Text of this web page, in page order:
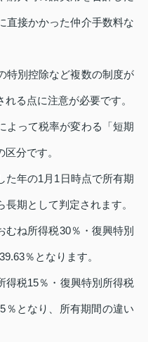
直接かかった仲介手数料な
特別控除など複数の制度が
る点に注意が必要です。
よって税率が変わる「短期
分です。
た年の1月1日時点で所有期
期として判定されます。
ね所得税30％・復興特別
％となります。
得税15％・復興特別所得税
％となり、所有期間の違い